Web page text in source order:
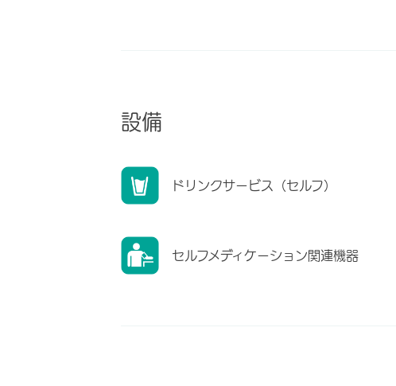
設備
ドリンクサービス（セルフ）
セルフメディケーション関連機器